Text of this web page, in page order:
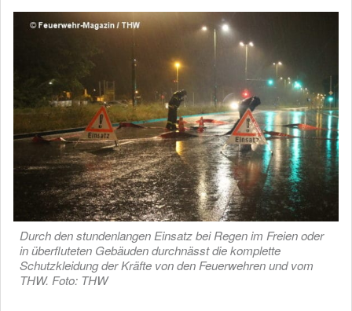
Durch den stundenlangen Einsatz bei Regen im Freien oder
in überfluteten Gebäuden durchnässt die komplette
Schutzkleidung der Kräfte von den Feuerwehren und vom
THW. Foto: THW